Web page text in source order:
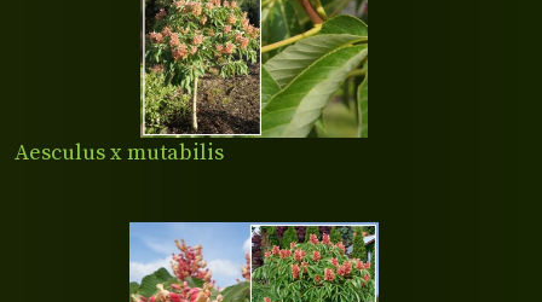
Aesculus x mutabilis